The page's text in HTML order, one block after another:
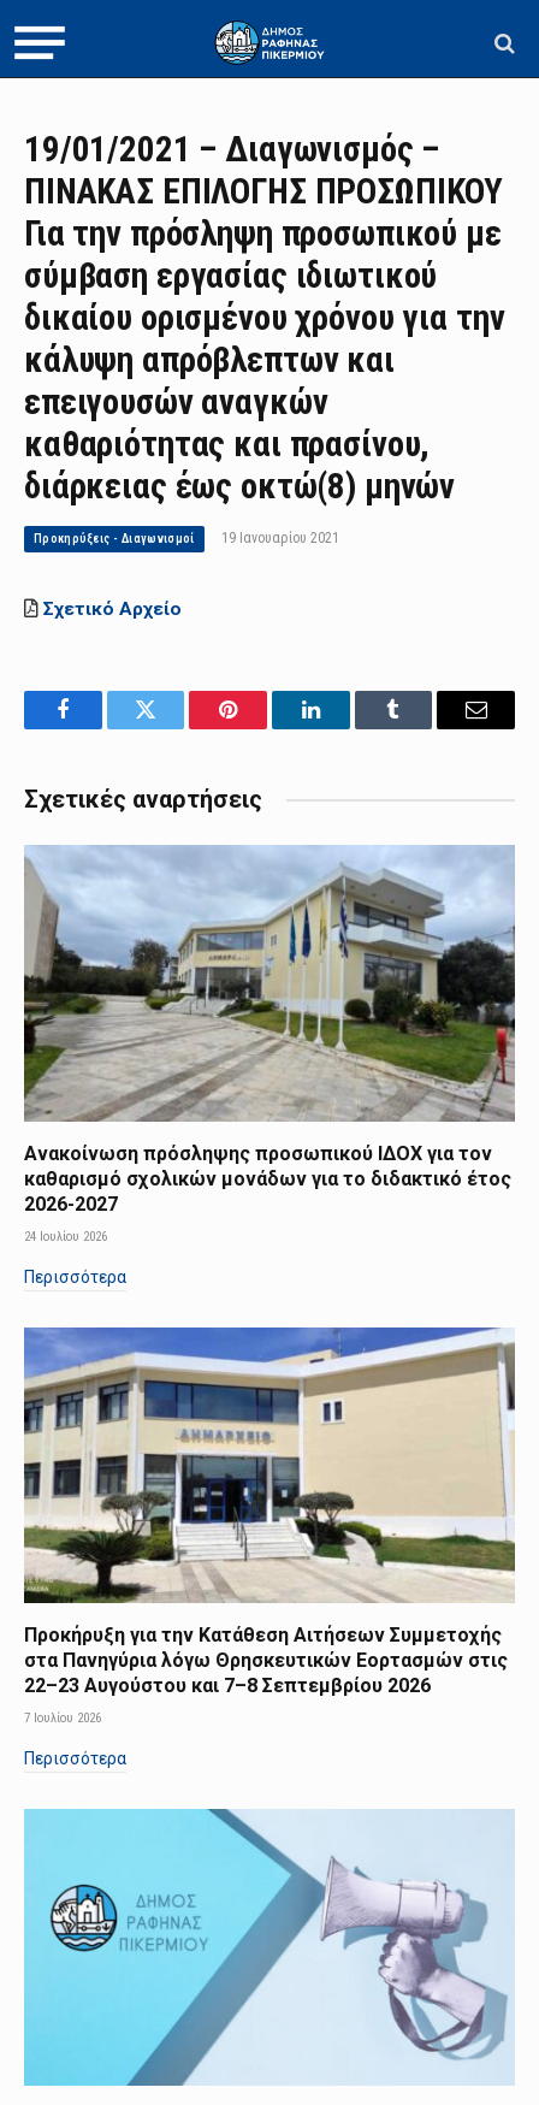
19/01/2021 – Διαγωνισμός –
ΠΙΝΑΚΑΣ ΕΠΙΛΟΓΗΣ ΠΡΟΣΩΠΙΚΟΥ
Για την πρόσληψη προσωπικού με
σύμβαση εργασίας ιδιωτικού
δικαίου ορισμένου χρόνου για την
κάλυψη απρόβλεπτων και
επειγουσών αναγκών
καθαριότητας και πρασίνου,
διάρκειας έως οκτώ(8) μηνών
Προκηρύξεις - Διαγωνισμοί 19 Ιανουαρίου 2021
Σχετικό Αρχείο
FacebookTwitter Pinterest LinkedInTumblr Email
Σχετικές αναρτήσεις
Ανακοίνωση πρόσληψης προσωπικού ΙΔΟΧ για τον
καθαρισμό σχολικών μονάδων για το διδακτικό έτος
2026-2027
24 Ιουλίου 2026
Περισσότερα
Προκήρυξη για την Κατάθεση Αιτήσεων Συμμετοχής
στα Πανηγύρια λόγω Θρησκευτικών Εορτασμών στις
22–23 Αυγούστου και 7–8 Σεπτεμβρίου 2026
7 Ιουλίου 2026
Περισσότερα